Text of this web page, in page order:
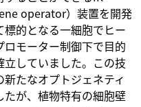
operator）装置を開発
的となる一細胞でヒー
ロモーター制御下で目的
していました。この技
たなオプトジェネティ
が、植物特有の細胞壁